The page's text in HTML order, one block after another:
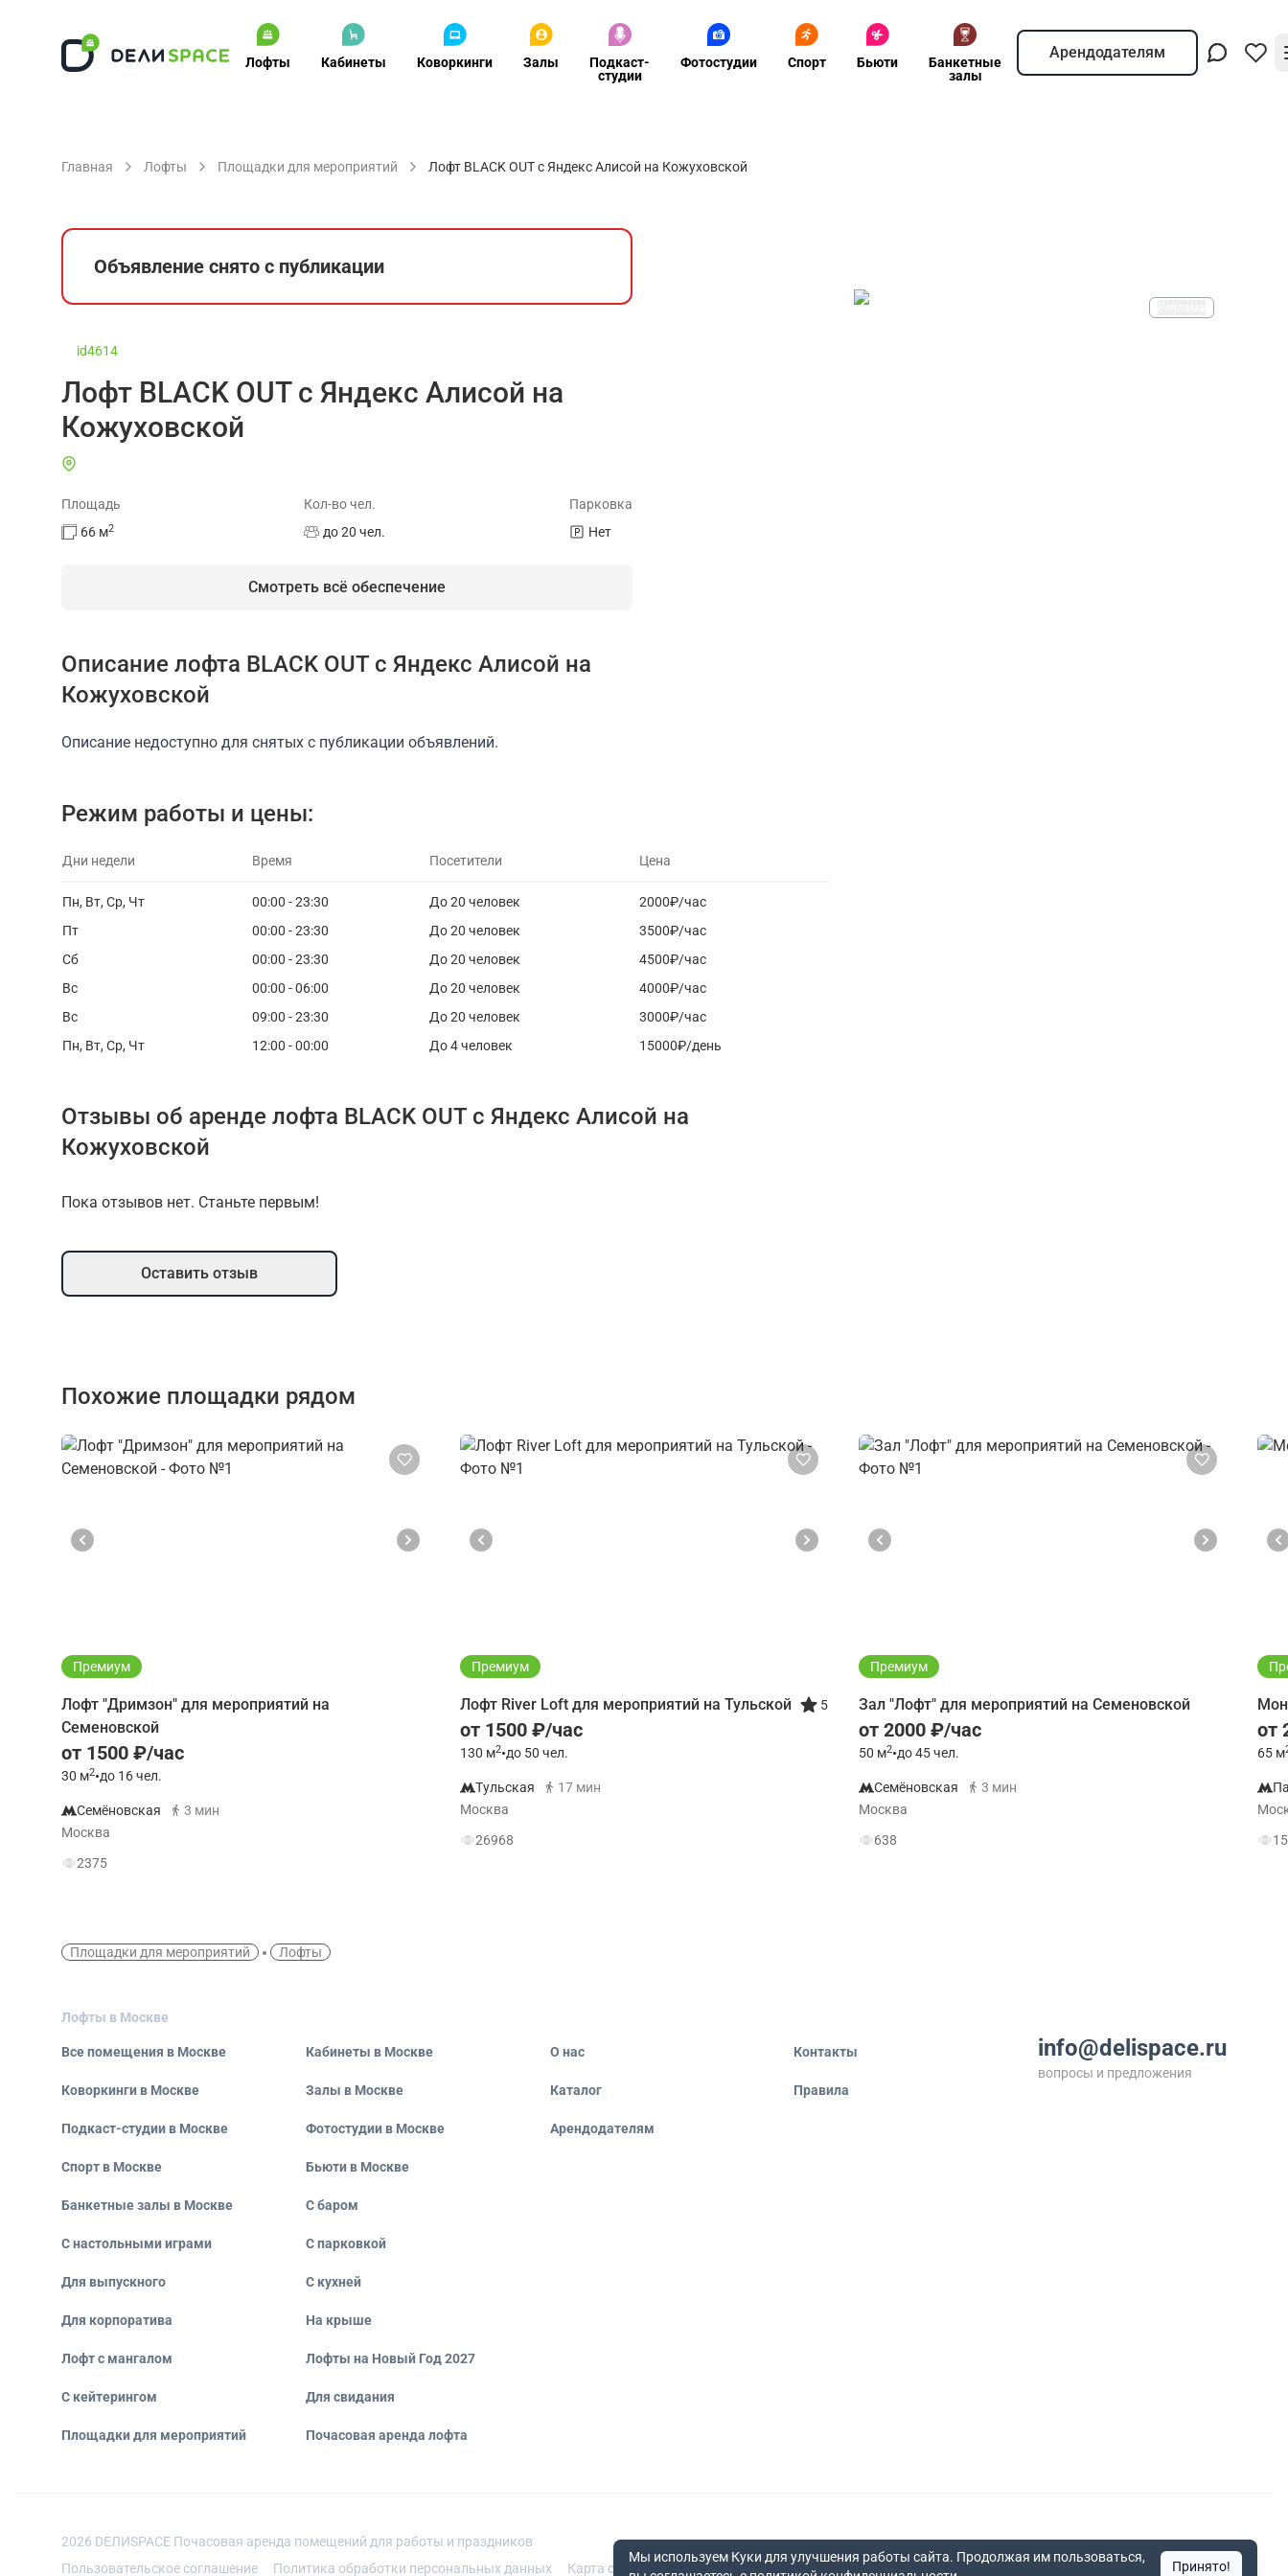
Лофты Кабинеты Коворкинги Залы
Подкаст-
студии
Фотостудии Спорт Бьюти
Банкетные
залы
Арендодателям
Главная Лофты Площадки для мероприятий Лофт BLACK OUT с Яндекс Алисой на Кожуховской
Объявление снято с публикации
id4614
Лофт BLACK OUT с Яндекс Алисой на
Кожуховской
Площадь
66 м2
Кол-во чел.
до 20 чел.
Парковка
Нет
Смотреть всё обеспечение
На площадке есть
Описание лофта BLACK OUT с Яндекс Алисой на
Кожуховской
Описание недоступно для снятых с публикации объявлений.
Режим работы и цены:
Дни недели Время Посетители Цена
Пн, Вт, Ср, Чт 00:00 - 23:30 До 20 человек
2000₽/час
Пт
00:00 - 23:30 До 20 человек
3500₽/час
Сб
00:00 - 23:30 До 20 человек
4500₽/час
Вс
00:00 - 06:00 До 20 человек
4000₽/час
Вс
09:00 - 23:30 До 20 человек
3000₽/час
Пн, Вт, Ср, Чт
12:00 - 00:00 До 4 человек 15000₽/день
Отзывы об аренде лофта BLACK OUT с Яндекс Алисой на
Кожуховской
Пока отзывов нет. Станьте первым!
Оставить отзыв
Похожие площадки рядом
Премиум
Лофт "Дримзон" для мероприятий на
Семеновской
от 1500 ₽/час
30 м2•до 16 чел.
Семёновская
3 мин
Москва
2375
Премиум
Лофт River Loft для мероприятий на Тульской
от 1500 ₽/час
130 м2•до 50 чел.
5
Тульская
17 мин
Москва
26968
Премиум
Зал "Лофт" для мероприятий на Семеновской
от 2000 ₽/час
50 м2•до 45 чел.
Семёновская
3 мин
Москва
638
от
65 м
Площадки для мероприятий Лофты
Лофты в Москве
Все помещения в Москве Кабинеты в Москве
Коворкинги в Москве Залы в Москве
Подкаст-студии в Москве Фотостудии в Москве
Спорт в Москве Бьюти в Москве
Банкетные залы в Москве С баром
С настольными играми С парковкой
Для выпускного С кухней
Для корпоратива На крыше
Лофт с мангалом Лофты на Новый Год 2027
С кейтерингом Для свидания
Площадки для мероприятий Почасовая аренда лофта
О нас Контакты
Каталог Правила
Арендодателям
info@delispace.ru
вопросы и предложения
2026 DEЛИSPACE Почасовая аренда помещений для работы и праздников
Пользовательское соглашение
Политика обработки персональных данных Карта сайта Помещения по метро Помещения по округам
Мы используем Куки для улучшения работы сайта. Продолжая им пользоваться,
Принято!